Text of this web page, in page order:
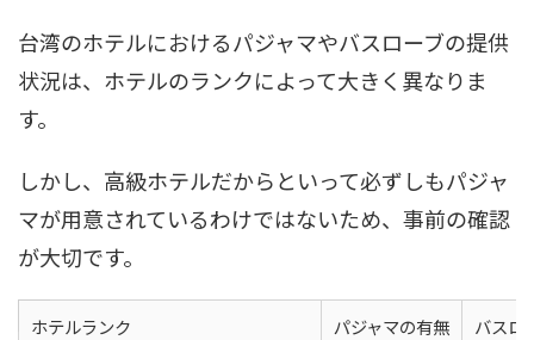
台湾のホテルにおけるパジャマやバスローブの提供
状況は、ホテルのランクによって大きく異なりま
す。
しかし、高級ホテルだからといって必ずしもパジャ
マが用意されているわけではないため、事前の確認
が大切です。
ホテルランク パジャマの有無 バスロ